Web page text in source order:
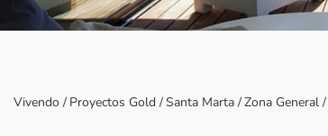
Vivendo / Proyectos Gold /Santa Marta /Zona General /